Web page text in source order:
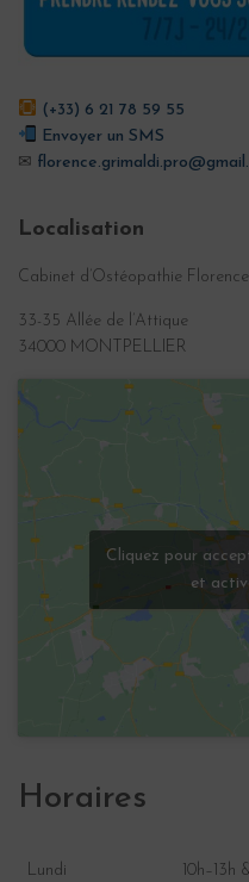
(+33) 6 21 78 59 55
Envoyer un SMS
✉
Localisation
Cabinet d’Ostéopathie
33-35 Allée de l’Attique
34000 MONTPELLIER
Cliquez pour
et
Horaires
Lundi 10h–13h